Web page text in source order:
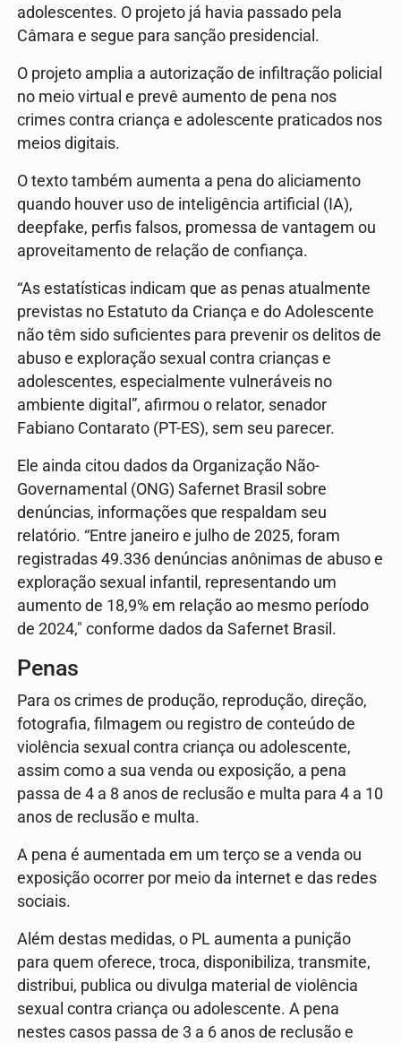
adolescentes. O projeto já havia passado pela
Câmara e segue para sanção presidencial.
O projeto amplia a autorização de infiltração policial
no meio virtual e prevê aumento de pena nos
crimes contra criança e adolescente praticados nos
meios digitais.
O texto também aumenta a pena do aliciamento
quando houver uso de inteligência artificial (IA),
deepfake, perfis falsos, promessa de vantagem ou
aproveitamento de relação de confiança.
“As estatísticas indicam que as penas atualmente
previstas no Estatuto da Criança e do Adolescente
não têm sido suficientes para prevenir os delitos de
abuso e exploração sexual contra crianças e
adolescentes, especialmente vulneráveis no
ambiente digital”, afirmou o relator, senador
Fabiano Contarato (PT-ES), sem seu parecer.
Ele ainda citou dados da Organização Não-
Governamental (ONG) Safernet Brasil sobre
denúncias, informações que respaldam seu
relatório. “Entre janeiro e julho de 2025, foram
registradas 49.336 denúncias anônimas de abuso e
exploração sexual infantil, representando um
aumento de 18,9% em relação ao mesmo período
de 2024," conforme dados da Safernet Brasil.
Penas
Para os crimes de produção, reprodução, direção,
fotografia, filmagem ou registro de conteúdo de
violência sexual contra criança ou adolescente,
assim como a sua venda ou exposição, a pena
passa de 4 a 8 anos de reclusão e multa para 4 a 10
anos de reclusão e multa.
A pena é aumentada em um terço se a venda ou
exposição ocorrer por meio da internet e das redes
sociais.
Além destas medidas, o PL aumenta a punição
para quem oferece, troca, disponibiliza, transmite,
distribui, publica ou divulga material de violência
sexual contra criança ou adolescente. A pena
nestes casos passa de 3 a 6 anos de reclusão e